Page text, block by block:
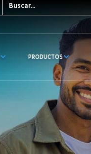
PRODUCTOS